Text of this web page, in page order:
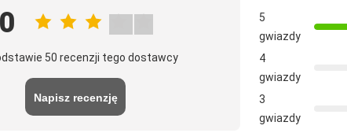
50 recenzji tego dostawcy
Napisz recenzję
5
gwiazdy
4
gwiazdy
3
gwiazdy